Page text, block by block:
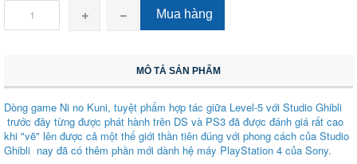
Mua hàng
MÔ TẢ SẢN PHẨM
Dòng game Ni no Kuni, tuyệt phẩm hợp tác giữa Level-5 với Studio Ghibli
trước đây từng được phát hành trên DS và PS3 đã được đánh giá rất cao
khi "vẽ" lên được cả một thế giới thần tiên đúng với phong cách của Studio
Ghibli nay đã có thêm phần mới dành hệ máy PlayStation 4 của Sony.